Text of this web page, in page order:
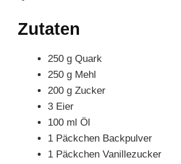
Zutaten
250 g Quark
250 g Mehl
200 g Zucker
3 Eier
100 ml Öl
1 Päckchen Backpulver
1 Päckchen Vanillezucker